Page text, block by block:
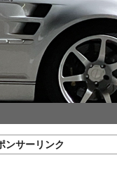
ンサーリンク